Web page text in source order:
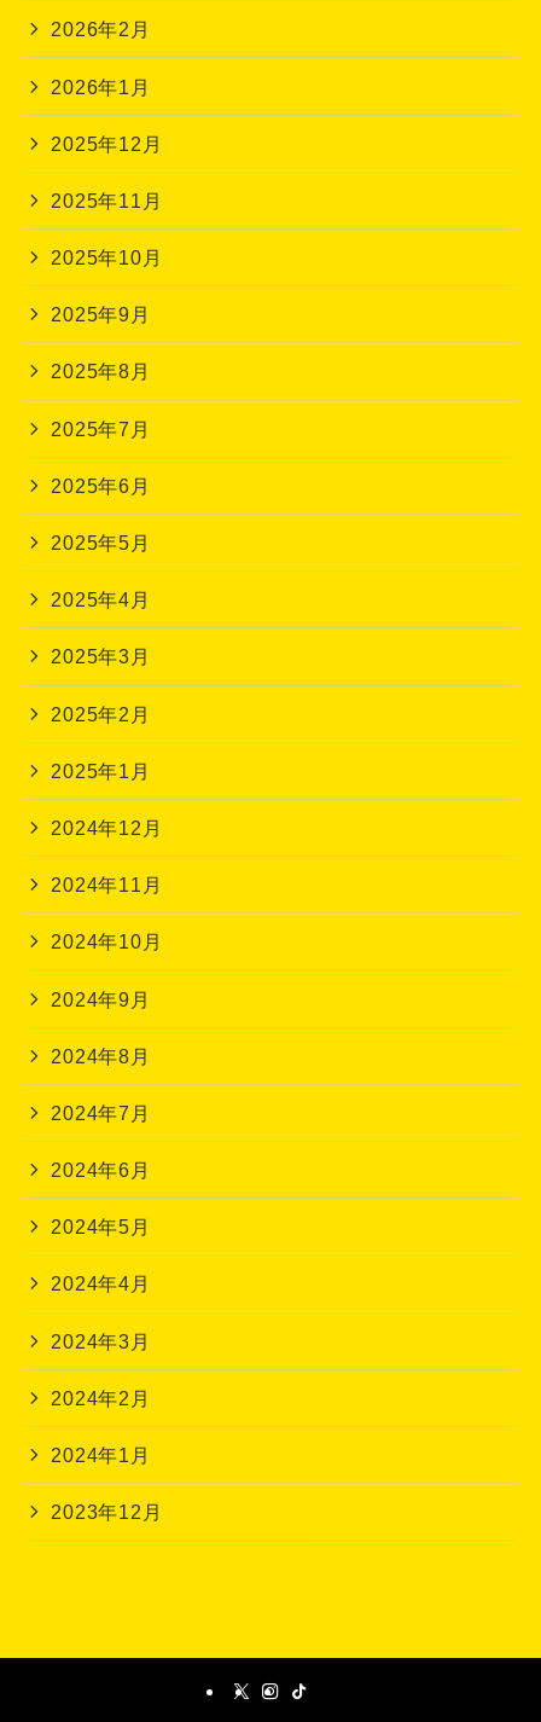
2026年2月
2026年1月
2025年12月
2025年11月
2025年10月
2025年9月
2025年8月
2025年7月
2025年6月
2025年5月
2025年4月
2025年3月
2025年2月
2025年1月
2024年12月
2024年11月
2024年10月
2024年9月
2024年8月
2024年7月
2024年6月
2024年5月
2024年4月
2024年3月
2024年2月
2024年1月
2023年12月